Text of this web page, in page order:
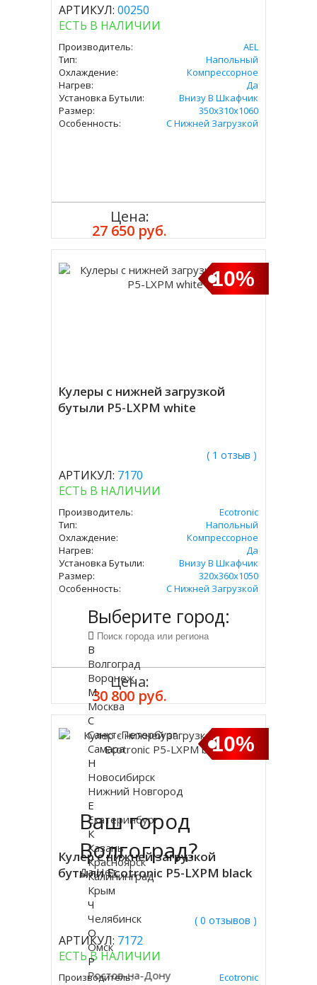
АРТИКУЛ: 00250
ЕСТЬ В НАЛИЧИИ
Производитель:
AEL
Тип:
Напольный
Охлаждение:
Компрессорное
Нагрев:
Да
Установка Бутыли:
Внизу В Шкафчик
Размер:
350х310х1060
Особенность:
С Нижней Загрузкой
Цена:
27 650 руб.
10%
Кулеры с нижней загрузкой
бутыли P5-LXPM white
( 1 отзыв )
АРТИКУЛ: 7170
ЕСТЬ В НАЛИЧИИ
Производитель:
Ecotronic
Тип:
Напольный
Охлаждение:
Компрессорное
Нагрев:
Да
Установка Бутыли:
Внизу В Шкафчик
Размер:
320x360х1050
Особенность:
С Нижней Загрузкой
Цена:
30 800 руб.
10%
Кулер с нижней загрузкой
бутыли Ecotronic P5-LXPM black
( 0 отзывов )
АРТИКУЛ: 7172
ЕСТЬ В НАЛИЧИИ
Производитель:
Ecotronic
Ваш город
Волгоград?
Да Нет
Выберите город:
В
Волгоград
Воронеж
М
Москва
С
Санкт-Петербург
Самара
Н
Новосибирск
Нижний Новгород
Е
Екатеринбург
К
Казань
Красноярск
Калининград
Крым
Ч
Челябинск
О
Омск
Р
Ростов-на-Дону